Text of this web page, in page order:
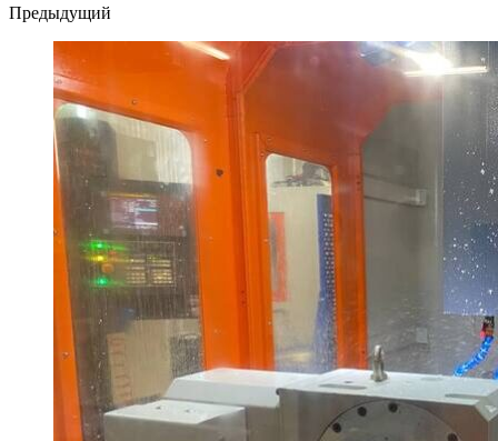
Post
navigation
Предыдущий